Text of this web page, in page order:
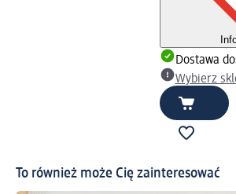
Dostawa
Wybierz
To również może Cię zainteresować